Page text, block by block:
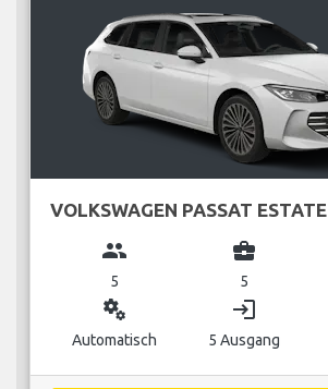
VOLKSWAGEN PASSAT ESTATE
group
5
business_center
5
miscellaneous_services
Automatisch
login
5 Ausgang